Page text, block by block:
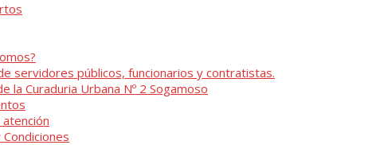
servidores públicos, funcionarios y contratistas.
la Curaduria Urbana Nº 2 Sogamoso